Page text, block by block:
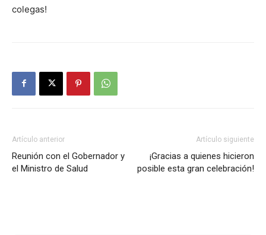
colegas!
Artículo anterior
Reunión con el Gobernador y
el Ministro de Salud
Artículo siguiente
¡Gracias a quienes hicieron
posible esta gran celebración!